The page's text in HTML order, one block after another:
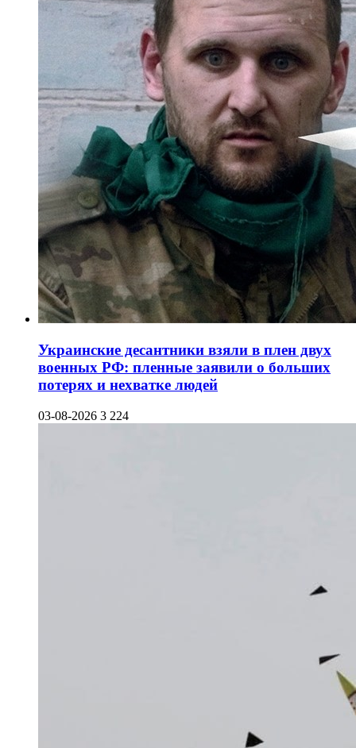
Украинские десантники взяли в плен двух
военных РФ: пленные заявили о больших
потерях и нехватке людей
03-08-2026 3 224